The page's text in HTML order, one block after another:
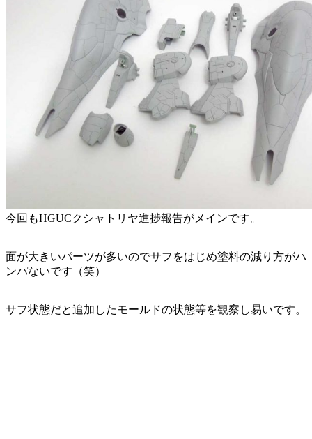
今回もHGUCクシャトリヤ進捗報告がメインです。
面が大きいパーツが多いのでサフをはじめ塗料の減り方がハ
ンパないです（笑）
サフ状態だと追加したモールドの状態等を観察し易いです。